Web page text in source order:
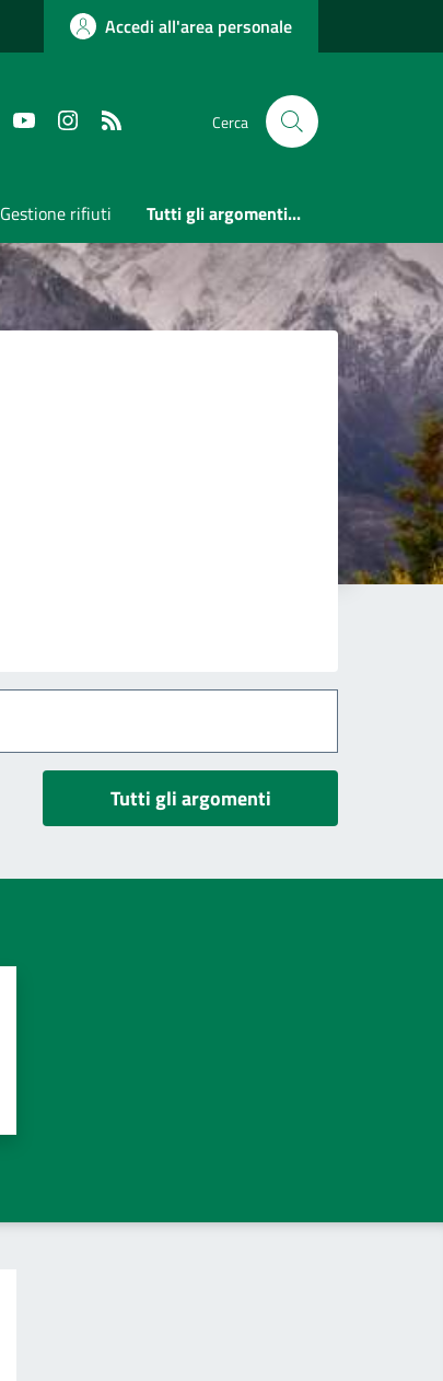
Accedi all'area personale
FaceboookYoutubeInstagram Cerca
Gestione rifiuti Tutti gli argomenti...
Tutti gli argomenti